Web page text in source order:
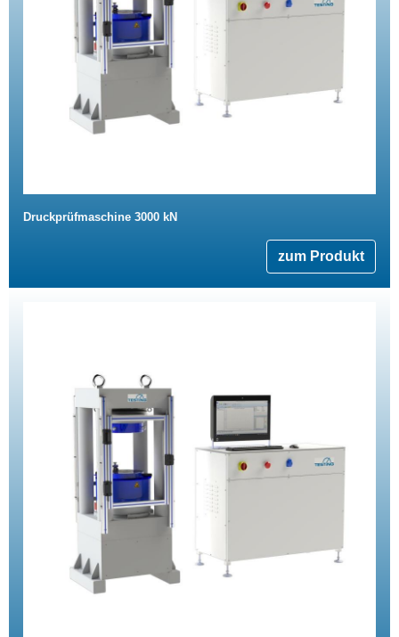
Druckprüfmaschine 3000 kN
zum Produkt